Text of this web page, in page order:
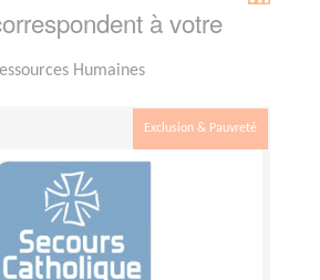
à votre
Humaines
Exclusion & Pauvreté